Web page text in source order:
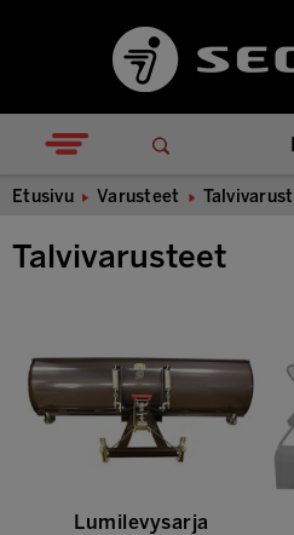
Etusivu Varusteet
Talvivarusteet
Lumilevysarja